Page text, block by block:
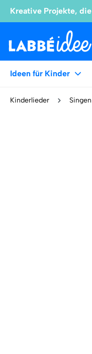
Kreative Projekte,
Ideen für Kinder
Kinderlieder